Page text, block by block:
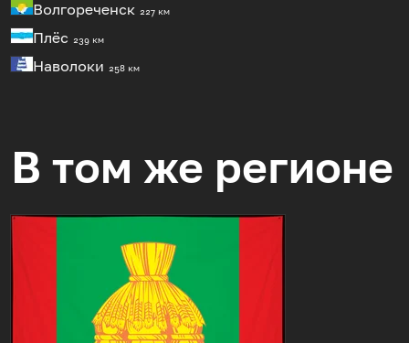
Волгореченск 227 км
Плёс 239 км
Наволоки 258 км
В том же регионе